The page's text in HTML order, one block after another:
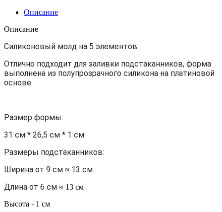
Описание
Описание
Силиконовый молд на 5 элементов.
Отлично подходит для заливки подстаканников, форма
выполнена из полупрозрачного силикона на платиновой
основе.
Размер формы:
31 см * 26,5 см * 1 см
Размеры подстаканников:
Ширина от 9 см ≈ 13 см
Длина от 6 см ≈ 13 см
Высота - 1 см